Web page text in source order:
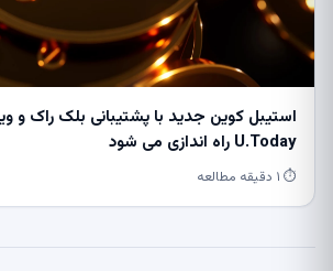
استیبل کوین جدید با پشتیبانی بلک راک و
U.Today راه اندازی می شود
⏱ ۱ دقیقه مطالعه